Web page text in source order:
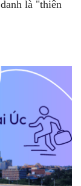
là "thiên